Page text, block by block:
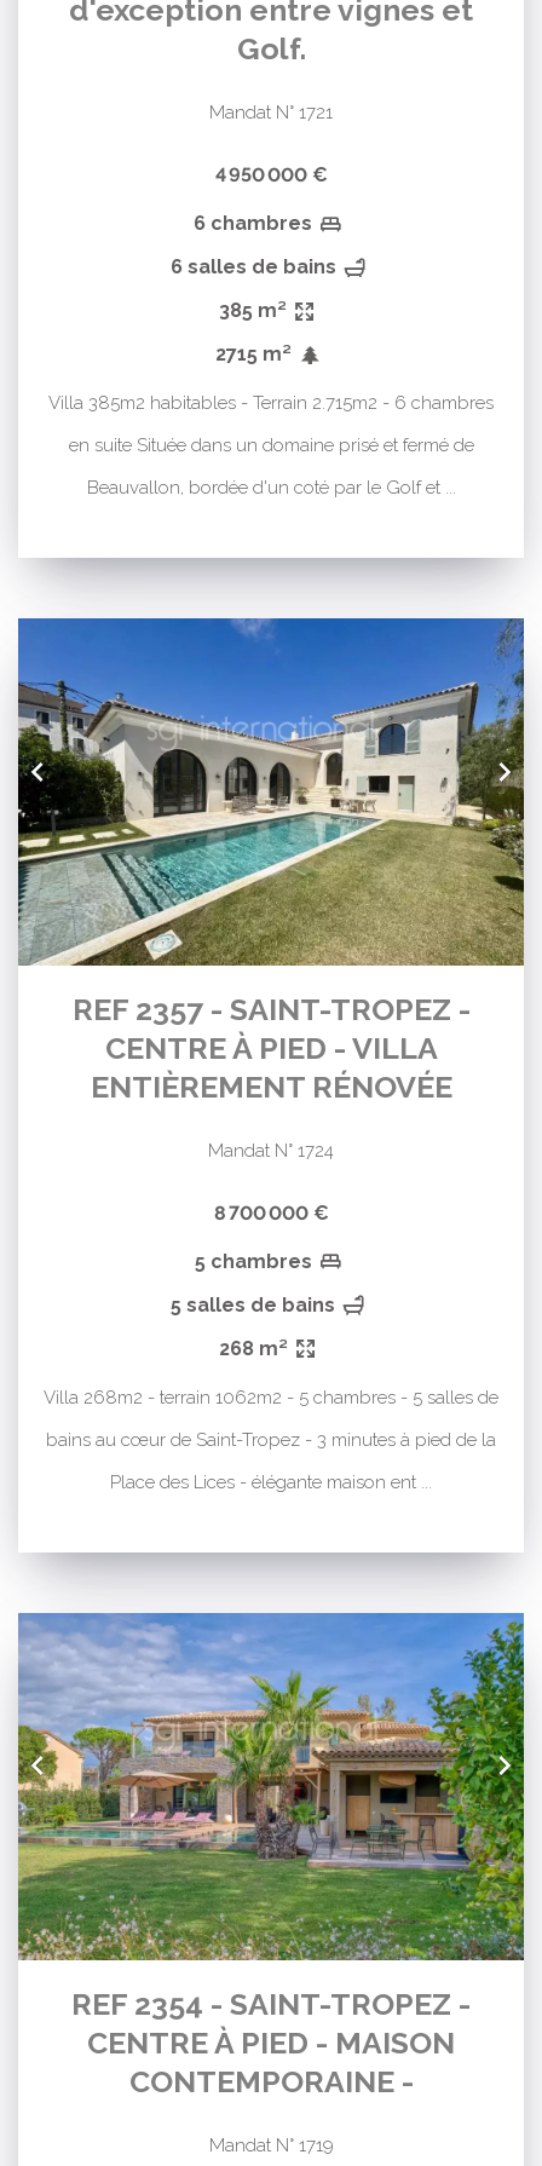
d'exception entre vignes et
Golf.
Mandat N° 1721
4 950 000 €
6 chambres
6 salles de bains
385 m²
2715 m²
Villa 385m2 habitables - Terrain 2.715m2 - 6 chambres
en suite Située dans un domaine prisé et fermé de
Beauvallon, bordée d'un coté par le Golf et ...
REF 2357 - SAINT-TROPEZ -
CENTRE À PIED - VILLA
ENTIÈREMENT RÉNOVÉE
Mandat N° 1724
8 700 000 €
5 chambres
5 salles de bains
268 m²
Villa 268m2 - terrain 1062m2 - 5 chambres - 5 salles de
bains au cœur de Saint-Tropez - 3 minutes à pied de la
Place des Lices - élégante maison ent ...
REF 2354 - SAINT-TROPEZ -
CENTRE À PIED - MAISON
CONTEMPORAINE -
Mandat N° 1719